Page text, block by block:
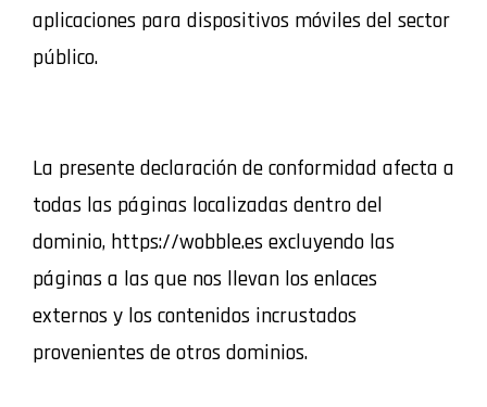
aplicaciones para dispositivos móviles del sector
público.
La presente declaración de conformidad afecta a
todas las páginas localizadas dentro del
dominio, https://wobble.es excluyendo las
páginas a las que nos llevan los enlaces
externos y los contenidos incrustados
provenientes de otros dominios.